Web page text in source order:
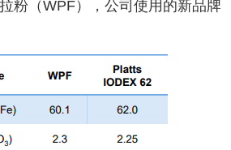
粉（WPF），公司使用的新品牌